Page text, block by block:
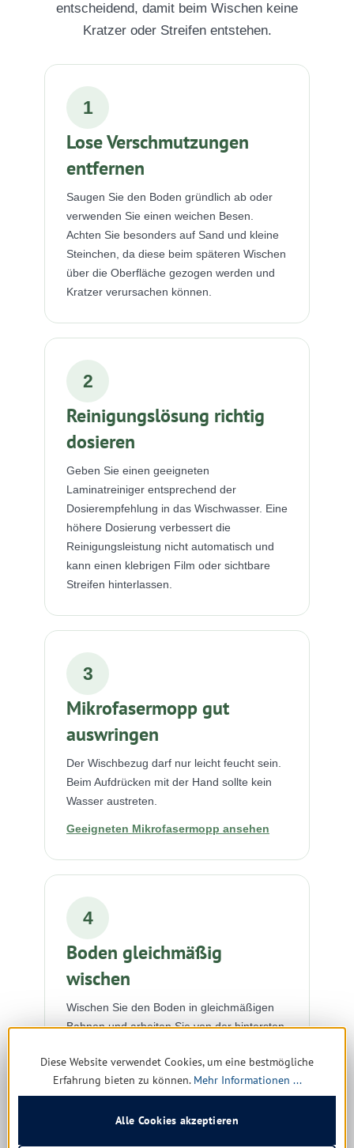
entscheidend, damit beim Wischen keine
Kratzer oder Streifen entstehen.
1
Lose Verschmutzungen
entfernen
Saugen Sie den Boden gründlich ab oder
verwenden Sie einen weichen Besen.
Achten Sie besonders auf Sand und kleine
Steinchen, da diese beim späteren Wischen
über die Oberfläche gezogen werden und
Kratzer verursachen können.
2
Reinigungslösung richtig
dosieren
Geben Sie einen geeigneten
Laminatreiniger entsprechend der
Dosierempfehlung in das Wischwasser. Eine
höhere Dosierung verbessert die
Reinigungsleistung nicht automatisch und
kann einen klebrigen Film oder sichtbare
Streifen hinterlassen.
3
Mikrofasermopp gut
auswringen
Der Wischbezug darf nur leicht feucht sein.
Beim Aufdrücken mit der Hand sollte kein
Wasser austreten.
Geeigneten Mikrofasermopp ansehen
4
Boden gleichmäßig
wischen
Wischen Sie den Boden in gleichmäßigen
Bahnen und arbeiten Sie von der hintersten
Sie Pfützen und achten Sie darauf, dass
keine Flüssigkeit längere Zeit auf den
Diese Website verwendet Cookies, um eine bestmögliche
Erfahrung bieten zu können. Mehr Informationen ...
Alle Cookies akzeptieren